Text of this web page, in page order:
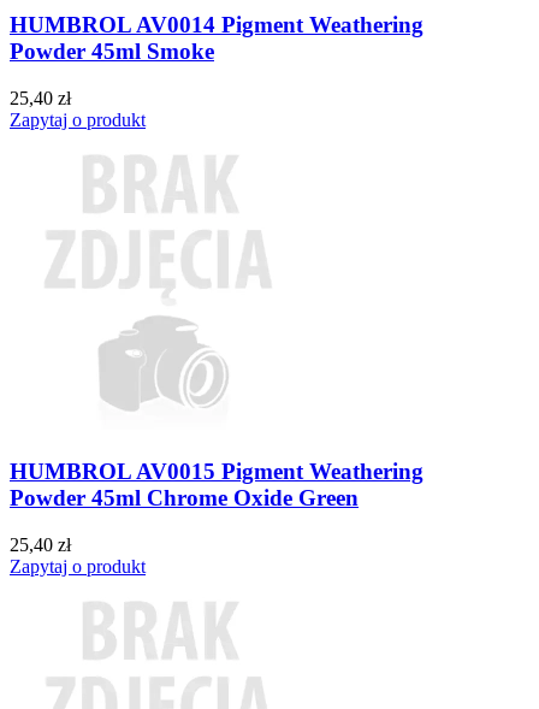
HUMBROL AV0014 Pigment Weathering
Powder 45ml Smoke
25,40 zł
Zapytaj o produkt
HUMBROL AV0015 Pigment Weathering
Powder 45ml Chrome Oxide Green
25,40 zł
Zapytaj o produkt